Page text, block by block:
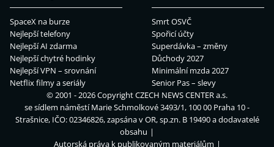
SpaceX na burze
Nejlepší telefony
Nejlepší AI zdarma
Nejlepší chytré hodinky
Nejlepší VPN – srovnání
Netflix filmy a seriály
Smrt OSVČ
Spořicí účty
Superdávka – změny
Důchody 2027
Minimální mzda 2027
Senior Pas – slevy
© 2001 - 2026 CopyrightCZECH NEWS CENTER a.s.
se sídlem náměstí Marie Schmolkové 3493/1, 100 00 Praha 10 -
Strašnice, IČO: 02346826, zapsána v OR, sp.zn. B 19490 a dodavatelé
obsahu
Autorská práva k publikovaným materiálům